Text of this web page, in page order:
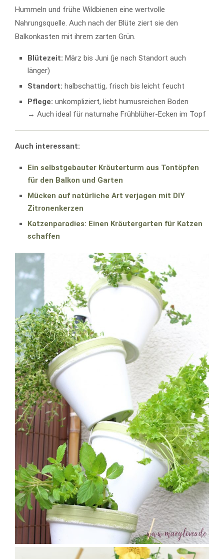
Hummeln und frühe Wildbienen eine wertvolle
Nahrungsquelle. Auch nach der Blüte ziert sie den
Balkonkasten mit ihrem zarten Grün.
Blütezeit: März bis Juni (je nach Standort auch
länger)
Standort: halbschattig, frisch bis leicht feucht
Pflege: unkompliziert, liebt humusreichen Boden
→ Auch ideal für naturnahe Frühblüher-Ecken im Topf
Auch interessant:
Ein selbstgebauter Kräuterturm aus Tontöpfen
für den Balkon und Garten
Mücken auf natürliche Art verjagen mit DIY
Zitronenkerzen
Katzenparadies: Einen Kräutergarten für Katzen
schaffen